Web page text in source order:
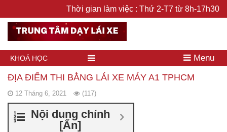
Thời gian làm việc : Thứ 2-T7 từ 8h-17h30
KHOÁ HỌC Menu
ĐỊA ĐIỂM THI BẰNG LÁI XE MÁY A1 TPHCM
12 Tháng 6, 2021 (117)
Nội dung chính
[Ẩn]